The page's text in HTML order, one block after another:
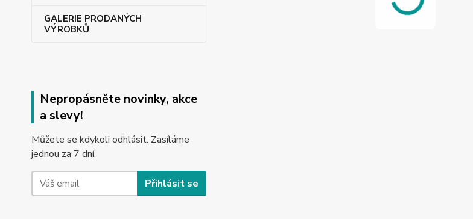
GALERIE PRODANÝCH
VÝROBKŮ
Nepropásněte novinky, akce
a slevy!
Můžete se kdykoli odhlásit. Zasíláme
jednou za 7 dní.
Přihlásit se